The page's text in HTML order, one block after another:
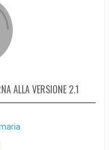
ALLA VERSIONE 2.1